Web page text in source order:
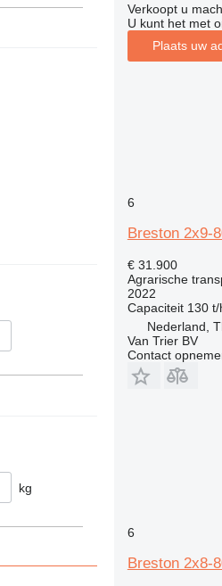
kg
Verkoopt u
U kunt het met
Plaats uw
6
Breston 2x9-
€ 31.900
Agrarische
2022
Capaciteit 130 t/
Nederland,
Van Trier BV
Contact
6
Breston 2x8-